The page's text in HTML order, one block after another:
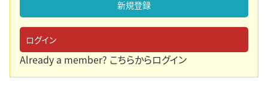
新規登録
ログイン
Already a member? こちらからログイン